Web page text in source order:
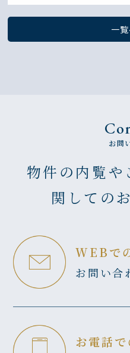
一
お問
物件の内覧や
関しての
WEBで
お問い合
お電話